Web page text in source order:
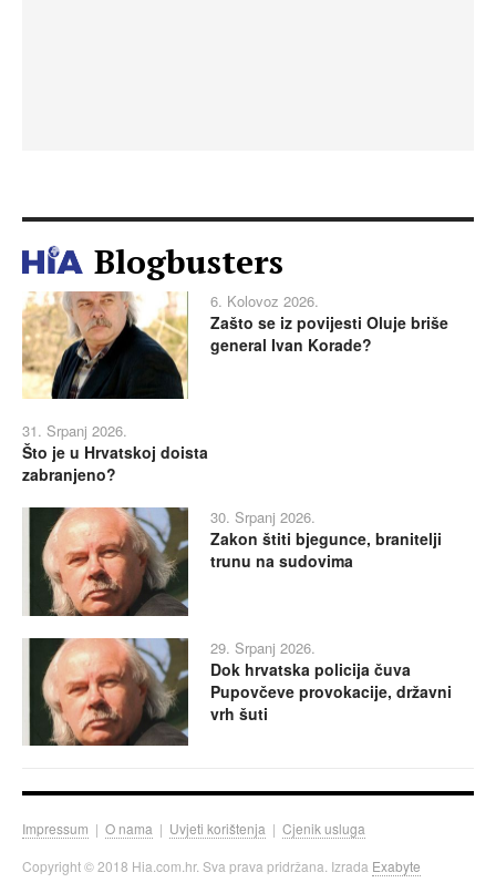
Blogbusters
6. Kolovoz 2026.
Zašto se iz povijesti Oluje briše
general Ivan Korade?
31. Srpanj 2026.
Što je u Hrvatskoj doista
zabranjeno?
30. Srpanj 2026.
Zakon štiti bjegunce, branitelji
trunu na sudovima
29. Srpanj 2026.
Dok hrvatska policija čuva
Pupovčeve provokacije, državni
vrh šuti
Impressum | O nama | Uvjeti korištenja | Cjenik usluga
Copyright © 2018 Hia.com.hr. Sva prava pridržana. Izrada Exabyte